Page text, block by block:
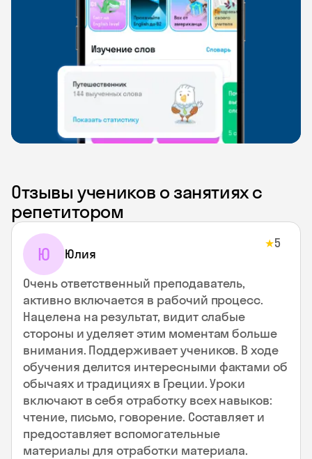
Отзывы учеников о занятиях с
репетитором
Ю Юлия
★5
Очень ответственный преподаватель,
активно включается в рабочий процесс.
Нацелена на результат, видит слабые
стороны и уделяет этим моментам больше
внимания. Поддерживает учеников. В ходе
обучения делится интересными фактами об
обычаях и традициях в Греции. Уроки
включают в себя отработку всех навыков:
чтение, письмо, говорение. Составляет и
предоставляет вспомогательные
материалы для отработки материала.